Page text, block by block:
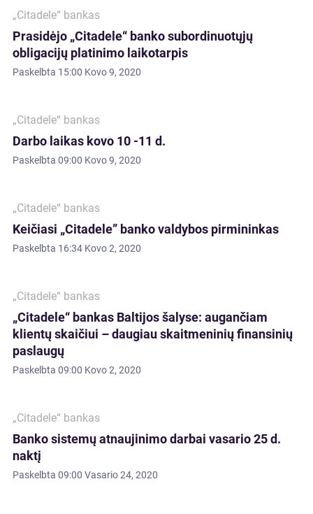
„Citadele“ bankas
Prasidėjo „Citadele“ banko subordinuotųjų
obligacijų platinimo laikotarpis
Paskelbta 15:00 Kovo 9, 2020
„Citadele“ bankas
Darbo laikas kovo 10 -11 d.
Paskelbta 09:00 Kovo 9, 2020
„Citadele“ bankas
Keičiasi „Citadele” banko valdybos pirmininkas
Paskelbta 16:34 Kovo 2, 2020
„Citadele“ bankas
„Citadele“ bankas Baltijos šalyse: augančiam
klientų skaičiui – daugiau skaitmeninių finansinių
paslaugų
Paskelbta 09:00 Kovo 2, 2020
„Citadele“ bankas
Banko sistemų atnaujinimo darbai vasario 25 d.
naktį
Paskelbta 09:00 Vasario 24, 2020